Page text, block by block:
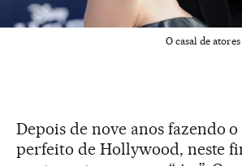
O casal de
Depois de nove anos fazendo
perfeito de Hollywood, neste